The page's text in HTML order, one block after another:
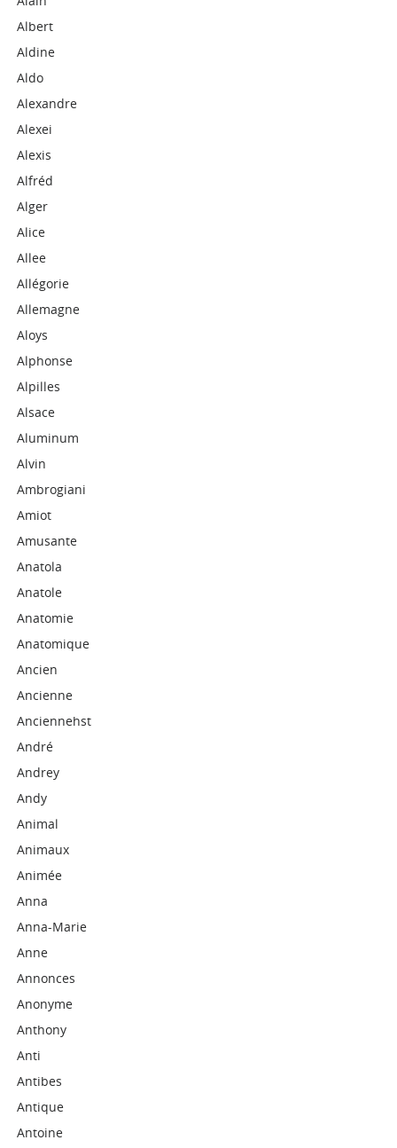
Albert
Aldine
Aldo
Alexandre
Alexei
Alexis
Alfréd
Alger
Alice
Allee
Allégorie
Allemagne
Aloys
Alphonse
Alpilles
Alsace
Aluminum
Alvin
Ambrogiani
Amiot
Amusante
Anatola
Anatole
Anatomie
Anatomique
Ancien
Ancienne
Anciennehst
André
Andrey
Andy
Animal
Animaux
Animée
Anna
Anna-Marie
Anne
Annonces
Anonyme
Anthony
Anti
Antibes
Antique
Antoine